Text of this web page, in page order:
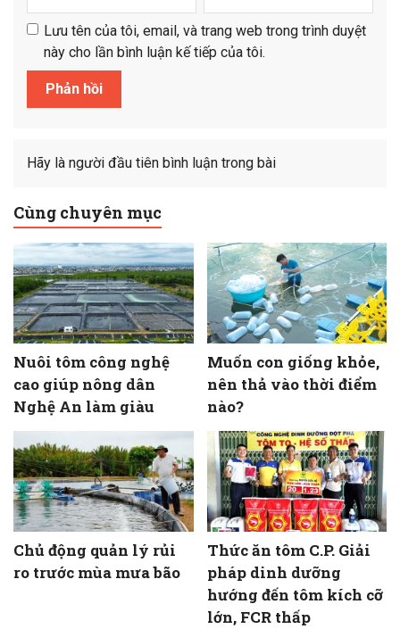
Lưu tên của tôi, email, và trang web trong trình duyệt
này cho lần bình luận kế tiếp của tôi.
Hãy là người đầu tiên bình luận trong bài
Cùng chuyên mục
Nuôi tôm công nghệ
cao giúp nông dân
Nghệ An làm giàu
Muốn con giống khỏe,
nên thả vào thời điểm
nào?
Chủ động quản lý rủi
ro trước mùa mưa bão
Thức ăn tôm C.P. Giải
pháp dinh dưỡng
hướng đến tôm kích cỡ
lớn, FCR thấp